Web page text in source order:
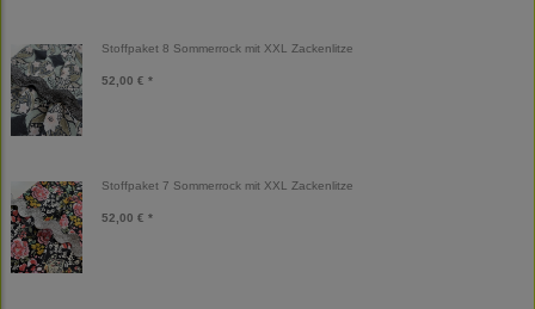
Stoffpaket 8 Sommerrock mit XXL Zackenlitze
52,00 € *
Stoffpaket 7 Sommerrock mit XXL Zackenlitze
52,00 € *